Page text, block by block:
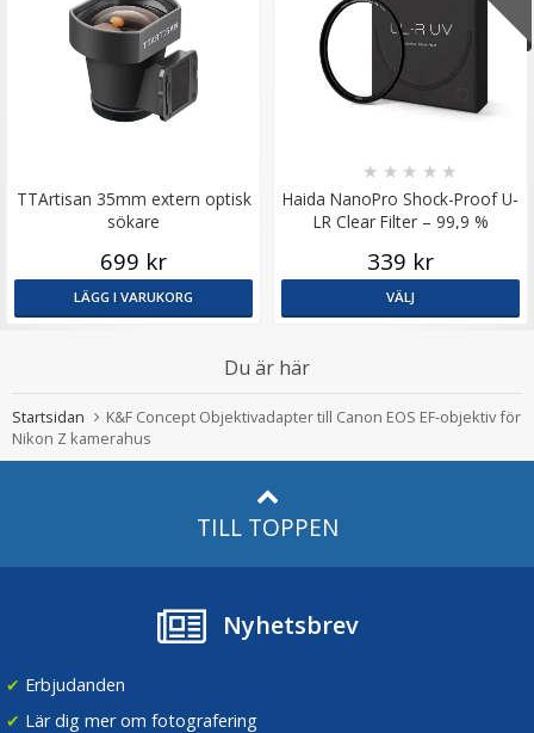
TTArtisan 35mm extern optisk
sökare
699 kr
LÄGG I VARUKORG
Haida NanoPro Shock-Proof U-
LR Clear Filter – 99,9 %
★ ★ ★ ★ ★
339 kr
VÄLJ
Du är här
Startsidan
K&F Concept Objektivadapter till Canon EOS EF-objektiv för
Nikon Z kamerahus
TILL TOPPEN
Nyhetsbrev
✔ Erbjudanden
✔ Lär dig mer om fotografering